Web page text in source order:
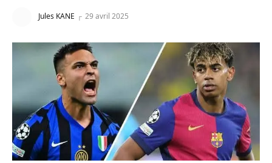
Jules KANE 29 avril 2025